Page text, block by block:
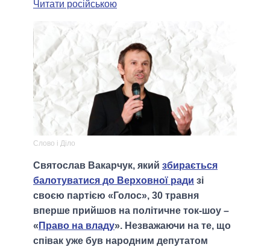
Читати російською
Слово і Діло
Святослав Вакарчук, який збирається
балотуватися до Верховної ради зі
своєю партією «Голос», 30 травня
вперше прийшов на політичне ток-шоу –
« Право на владу». Незважаючи на те, що
співак уже був народним депутатом